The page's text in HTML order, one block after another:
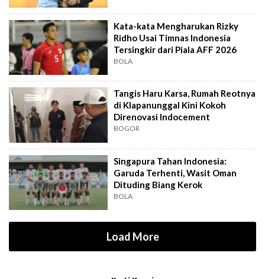
Kata-kata Mengharukan Rizky
Ridho Usai Timnas Indonesia
Tersingkir dari Piala AFF 2026
BOLA
Tangis Haru Karsa, Rumah Reotnya
di Klapanunggal Kini Kokoh
Direnovasi Indocement
BOGOR
Singapura Tahan Indonesia:
Garuda Terhenti, Wasit Oman
Dituding Biang Kerok
BOLA
Load More